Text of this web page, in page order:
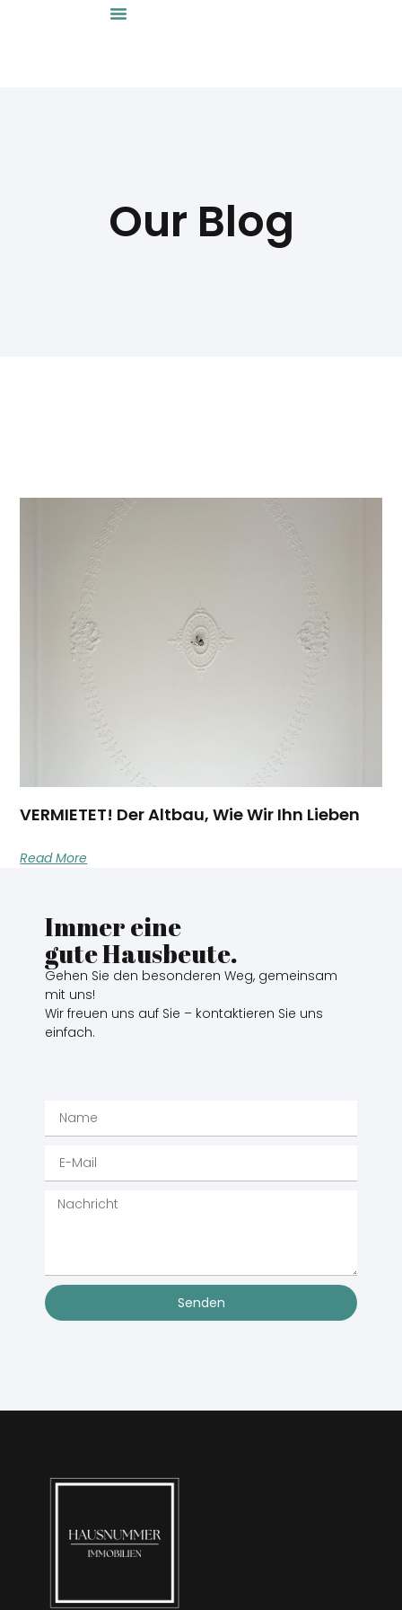
Our Blog
VERMIETET! Der Altbau, Wie Wir Ihn Lieben
Read More
Immer eine
gute Hausbeute.
Gehen Sie den besonderen Weg, gemeinsam
mit uns!
Wir freuen uns auf Sie – kontaktieren Sie uns
einfach.
Senden